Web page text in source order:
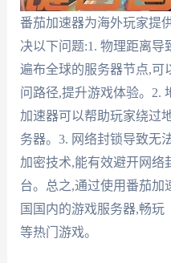
番茄加速器为海外玩家提
决以下问题:1. 物理距离导
遍布全球的服务器节点,可
问路径,提升游戏体验。2.
加速器可以帮助玩家绕过
务器。3. 网络封锁导致无
加密技术,能有效避开网络
台。总之,通过使用番茄加
国国内的游戏服务器,畅玩
等热门游戏。